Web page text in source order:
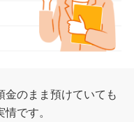
金のまま預けていても
です。